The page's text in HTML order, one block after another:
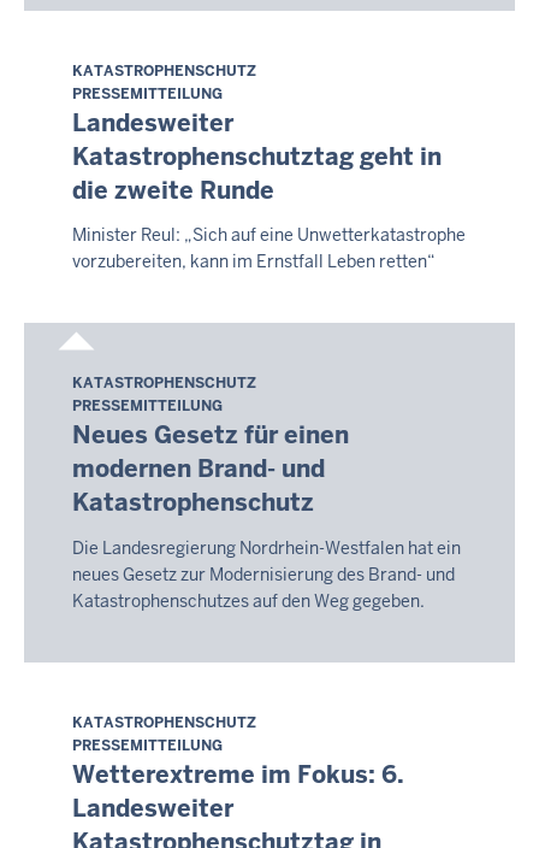
Donnerstag,
6.
August
2026
-
02:14
KATASTROPHENSCHUTZ
PRESSEMITTEILUNG
Landesweiter
Katastrophenschutztag geht in
die zweite Runde
Minister Reul: „Sich auf eine Unwetterkatastrophe
vorzubereiten, kann im Ernstfall Leben retten“
Donnerstag,
6.
August
2026
-
02:14
KATASTROPHENSCHUTZ
PRESSEMITTEILUNG
Neues Gesetz für einen
modernen Brand- und
Katastrophenschutz
Die Landesregierung Nordrhein-Westfalen hat ein
neues Gesetz zur Modernisierung des Brand- und
Katastrophenschutzes auf den Weg gegeben.
Donnerstag,
6.
August
2026
KATASTROPHENSCHUTZ
PRESSEMITTEILUNG
Wetterextreme im Fokus: 6.
Landesweiter